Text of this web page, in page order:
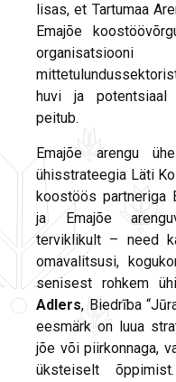
lisas, et Tartumaa
Emajõe
huvi ja potentsiaal
peitub.
Emajõe arengu
ühisstrateegia Läti
koostöös partneriga
ja Emajõe
terviklikult – need
omavalitsusi,
senisest rohkem
Adlers, Biedrība
eesmärk on luua
jõe või piirkonnaga,
üksteiselt